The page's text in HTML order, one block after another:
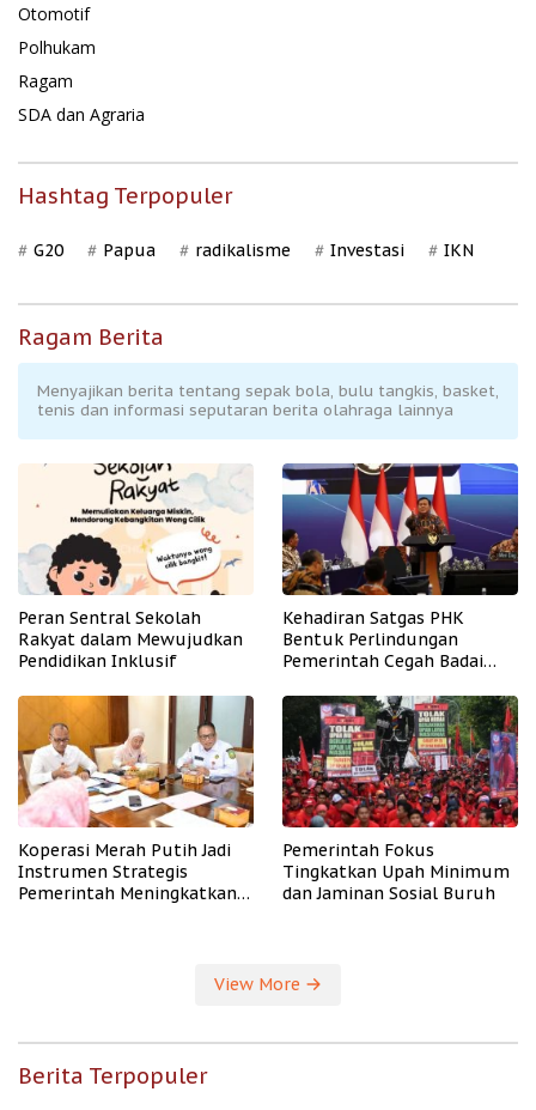
Otomotif
Polhukam
Ragam
SDA dan Agraria
Hashtag Terpopuler
G20 Papua radikalisme Investasi IKN
Ragam Berita
Menyajikan berita tentang sepak bola, bulu tangkis, basket,
tenis dan informasi seputaran berita olahraga lainnya
Peran Sentral Sekolah
Rakyat dalam Mewujudkan
Pendidikan Inklusif
Kehadiran Satgas PHK
Bentuk Perlindungan
Pemerintah Cegah Badai
Koperasi Merah Putih Jadi
Instrumen Strategis
Pemerintah Meningkatkan
Pemerintah Fokus
Tingkatkan Upah Minimum
dan Jaminan Sosial Buruh
View More
Berita Terpopuler